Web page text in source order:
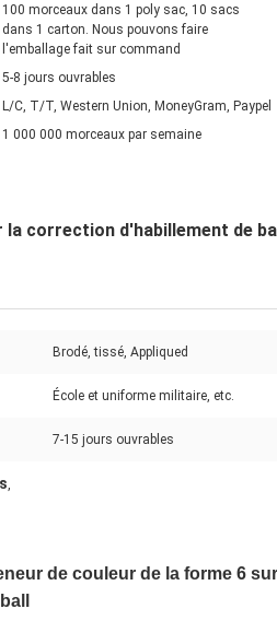
100 morceaux dans 1 poly sac, 10 sacs
dans 1 carton. Nous pouvons faire
l'emballage fait sur command
5-8 jours ouvrables
L/C, T/T, Western Union, MoneyGram, Paypel
1 000 000 morceaux par semaine
correction d'habillement de
Brodé, tissé, Appliqued
École et uniforme militaire, etc.
7-15 jours ouvrables
,
de couleur de la forme 6